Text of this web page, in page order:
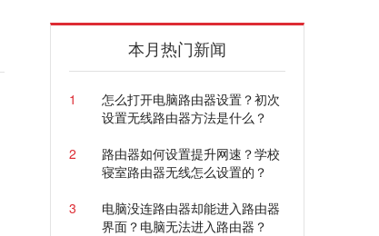
本月热门新闻
1
怎么打开电脑路由器设置？初次
设置无线路由器方法是什么？
2
路由器如何设置提升网速？学校
寝室路由器无线怎么设置的？
3
电脑没连路由器却能进入路由器
界面？电脑无法进入路由器？